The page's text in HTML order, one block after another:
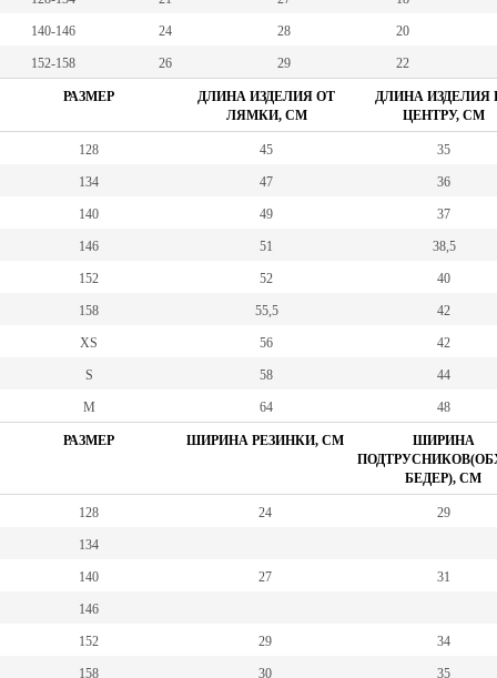
140-146 24 28 20
152-158 26 29 22
РАЗМЕР
ДЛИНА ИЗДЕЛИЯ ОТ
ЛЯМКИ, СМ
ДЛИНА ИЗДЕЛИЯ
ЦЕНТРУ, СМ
128 45 35
134 47 36
140 49 37
146 51 38,5
152 52 40
158 55,5 42
XS 56 42
S 58 44
M 64 48
РАЗМЕР ШИРИНА РЕЗИНКИ, СМ
ШИРИНА
БЕДЕР), СМ
128 24 29
134
140 27 31
146
152 29 34
158 30 35